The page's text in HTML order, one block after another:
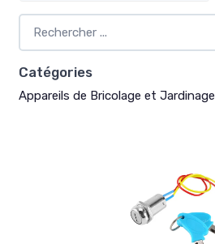
Catégories
Appareils de Bricolage et Jardinage